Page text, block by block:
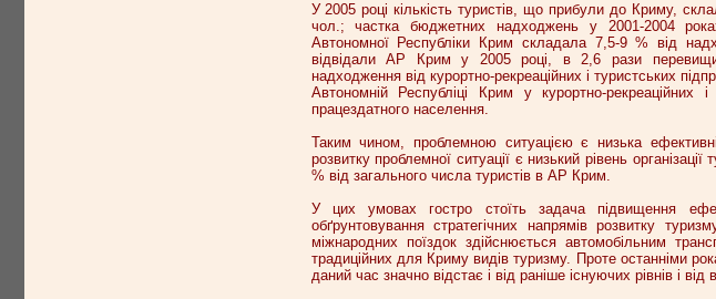
У 2005 році кількість туристів, що прибули до Криму,
чол.; частка бюджетних надходжень у 2001-2004 роках
Автономної Республіки Крим складала 7,5-9 % від
відвідали АР Крим у 2005 році, в 2,6 рази
надходження від курортно-рекреаційних і туристських
Автономній Республіці Крим у курортно-рекреаційних
працездатного населення.
Таким чином, проблемною ситуацією є низька
розвитку проблемної ситуації є низький рівень
% від загального числа туристів в АР Крим.
У цих умовах гостро стоїть задача підвищення
обґрунтовування стратегічних напрямів розвитку
міжнародних поїздок здійснюється автомобільним
традиційних для Криму видів туризму. Проте останніми
даний час значно відстає і від раніше існуючих рівнів і